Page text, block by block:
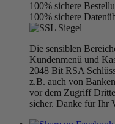
100% sichere
100% sichere
Die sensiblen
Kundenmenü und
2048 Bit RSA
z.B. auch von
vor dem Zugriff
sicher. Danke für Ihr